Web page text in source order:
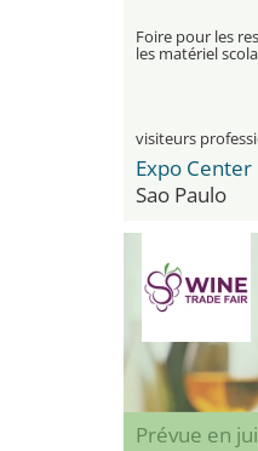
Foire pour les
les matériel
Expo
Sao Paulo
Prévue en